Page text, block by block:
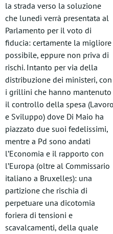
la strada verso la soluzione
che lunedì verrà presentata al
Parlamento per il voto di
fiducia: certamente la migliore
possibile, eppure non priva di
rischi. Intanto per via della
distribuzione dei ministeri, con
i grillini che hanno mantenuto
il controllo della spesa (Lavoro
e Sviluppo) dove Di Maio ha
piazzato due suoi fedelissimi,
mentre a Pd sono andati
l’Economia e il rapporto con
l’Europa (oltre al Commissario
italiano a Bruxelles): una
partizione che rischia di
perpetuare una dicotomia
foriera di tensioni e
scavalcamenti, della quale